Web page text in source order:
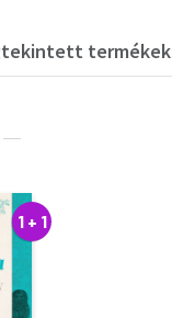
termékek
1 + 1